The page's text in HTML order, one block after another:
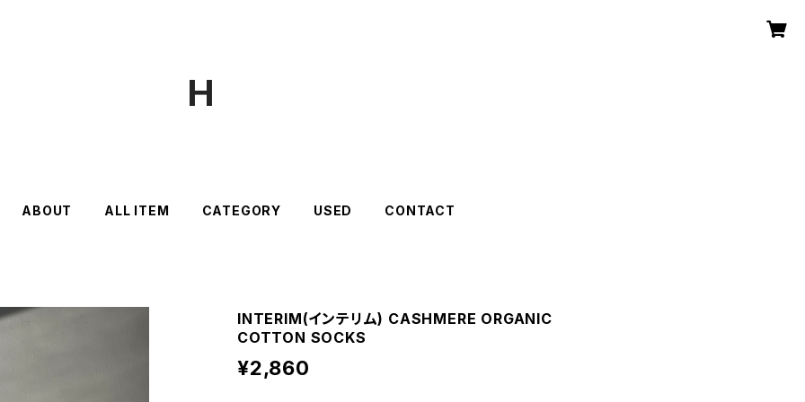
H
ABOUT ALL ITEM CATEGORY USED CONTACT
INTERIM(インテリム) CASHMERE ORGANIC
COTTON SOCKS
¥2,860